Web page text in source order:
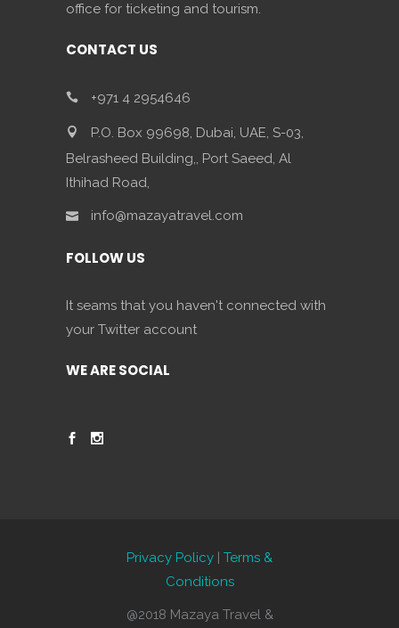
office for ticketing and tourism.
CONTACT US
+971 4 2954646
P.O. Box 99698, Dubai, UAE, S-03,
Belrasheed Building,, Port Saeed, Al
Ithihad Road,
info@mazayatravel.com
FOLLOW US
It seams that you haven't connected with
your Twitter account
WE ARE SOCIAL
Privacy Policy | Terms &
Conditions
@2018 Mazaya Travel &